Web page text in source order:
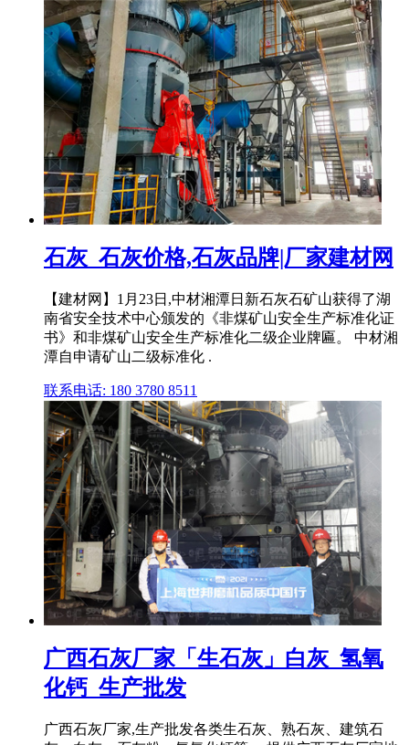
石灰_石灰价格,石灰品牌|厂家建材网
【建材网】1月23日,中材湘潭日新石灰石矿山获得了湖
南省安全技术中心颁发的《非煤矿山安全生产标准化证
书》和非煤矿山安全生产标准化二级企业牌匾。 中材湘
潭自申请矿山二级标准化 .
联系电话: 180 3780 8511
广西石灰厂家「生石灰」白灰_氢氧
化钙_生产批发
广西石灰厂家,生产批发各类生石灰、熟石灰、建筑石